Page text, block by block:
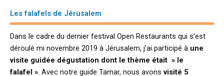
Les falafels de Jérusalem
Dans le cadre du dernier festival Open Restaurants qui s’est
déroulé mi novembre 2019 à Jérusalem, j’ai participé à une
visite guidée dégustation dont le thème était » le
falafel » . Avec notre guide Tamar, nous avons visité 5